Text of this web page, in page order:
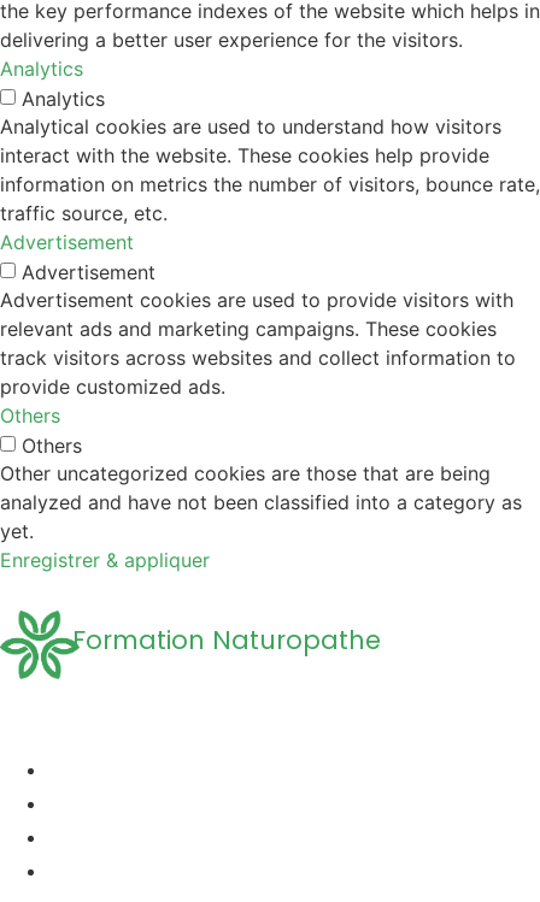
the key performance indexes of the website which helps in
delivering a better user experience for the visitors.
Analytics
Analytics
Analytical cookies are used to understand how visitors
interact with the website. These cookies help provide
information on metrics the number of visitors, bounce rate,
traffic source, etc.
Advertisement
Advertisement
Advertisement cookies are used to provide visitors with
relevant ads and marketing campaigns. These cookies
track visitors across websites and collect information to
provide customized ads.
Others
Others
Other uncategorized cookies are those that are being
analyzed and have not been classified into a category as
yet.
Enregistrer & appliquer
Formation Naturopathe